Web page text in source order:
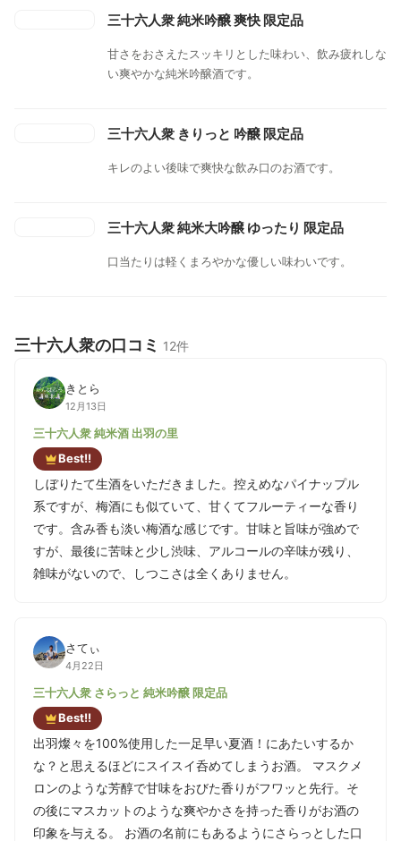
三十六人衆 純米吟醸 爽快 限定品
甘さをおさえたスッキリとした味わい、飲み疲れしな
い爽やかな純米吟醸酒です。
三十六人衆 きりっと 吟醸 限定品
キレのよい後味で爽快な飲み口のお酒です。
三十六人衆 純米大吟醸 ゆったり 限定品
口当たりは軽くまろやかな優しい味わいです。
三十六人衆の口コミ 12件
きとら
12月13日
三十六人衆 純米酒 出羽の里
Best!!
しぼりたて生酒をいただきました。控えめなパイナップル
系ですが、梅酒にも似ていて、甘くてフルーティーな香り
です。含み香も淡い梅酒な感じです。甘味と旨味が強めで
すが、最後に苦味と少し渋味、アルコールの辛味が残り、
雑味がないので、しつこさは全くありません。
さてぃ
4月22日
三十六人衆 さらっと 純米吟醸 限定品
Best!!
出羽燦々を100%使用した一足早い夏酒！にあたいするか
な？と思えるほどにスイスイ呑めてしまうお酒。 マスクメ
ロンのような芳醇で甘味をおびた香りがフワッと先行。そ
の後にマスカットのような爽やかさを持った香りがお酒の
印象を与える。 お酒の名前にもあるようにさらっとした口